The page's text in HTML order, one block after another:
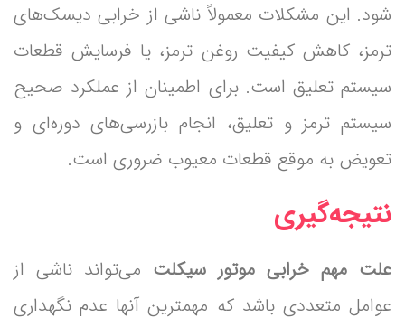
شود. این مشکلات معمولاً ناشی از خرابی دیسک‌های
ترمز، کاهش کیفیت روغن ترمز، یا فرسایش قطعات
سیستم تعلیق است. برای اطمینان از عملکرد صحیح
سیستم ترمز و تعلیق، انجام بازرسی‌های دوره‌ای و
تعویض به موقع قطعات معیوب ضروری است.
نتیجه‌گیری
علت مهم خرابی موتور سیکلت می‌تواند ناشی از
عوامل متعددی باشد که مهمترین آنها عدم نگهداری